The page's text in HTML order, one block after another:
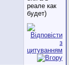
реале как
будет)